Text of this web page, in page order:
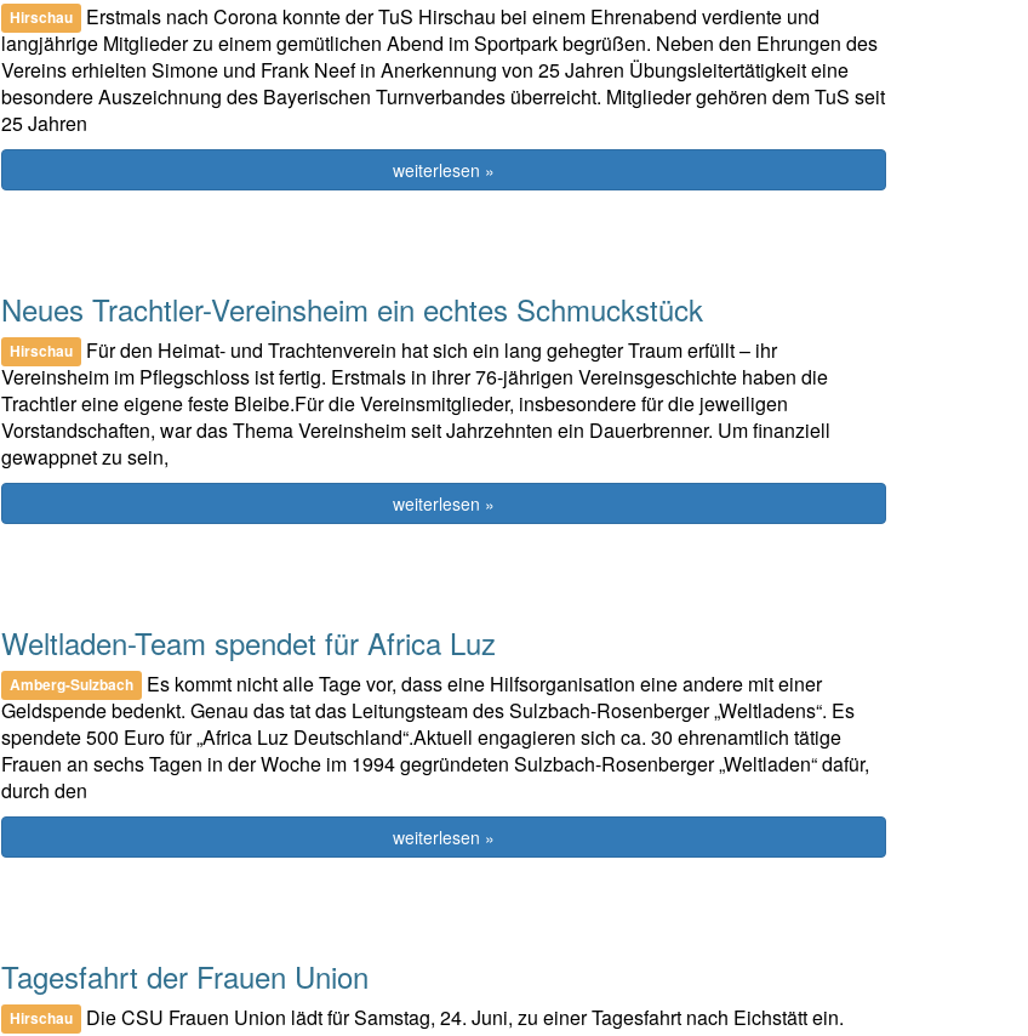
Hirschau
Erstmals nach Corona konnte der TuS Hirschau bei einem Ehrenabend verdiente und
langjährige Mitglieder zu einem gemütlichen Abend im Sportpark begrüßen. Neben den Ehrungen des
Vereins erhielten Simone und Frank Neef in Anerkennung von 25 Jahren Übungsleitertätigkeit eine
besondere Auszeichnung des Bayerischen Turnverbandes überreicht. Mitglieder gehören dem TuS seit
25 Jahren
weiterlesen »
Neues Trachtler-Vereinsheim ein echtes Schmuckstück
Hirschau
Für den Heimat- und Trachtenverein hat sich ein lang gehegter Traum erfüllt – ihr
Vereinsheim im Pflegschloss ist fertig. Erstmals in ihrer 76-jährigen Vereinsgeschichte haben die
Trachtler eine eigene feste Bleibe.Für die Vereinsmitglieder, insbesondere für die jeweiligen
Vorstandschaften, war das Thema Vereinsheim seit Jahrzehnten ein Dauerbrenner. Um finanziell
gewappnet zu sein,
weiterlesen »
Weltladen-Team spendet für Africa Luz
Amberg-Sulzbach
Es kommt nicht alle Tage vor, dass eine Hilfsorganisation eine andere mit einer
Geldspende bedenkt. Genau das tat das Leitungsteam des Sulzbach-Rosenberger „Weltladens“. Es
spendete 500 Euro für „Africa Luz Deutschland“.Aktuell engagieren sich ca. 30 ehrenamtlich tätige
Frauen an sechs Tagen in der Woche im 1994 gegründeten Sulzbach-Rosenberger „Weltladen“ dafür,
durch den
weiterlesen »
Tagesfahrt der Frauen Union
Hirschau
Die CSU Frauen Union lädt für Samstag, 24. Juni, zu einer Tagesfahrt nach Eichstätt ein.